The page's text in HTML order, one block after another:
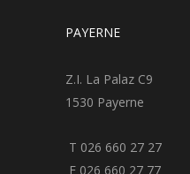
PAYERNE
Z.I. La Palaz C9
1530 Payerne
T 026 660 27 27
F 026 660 27 77